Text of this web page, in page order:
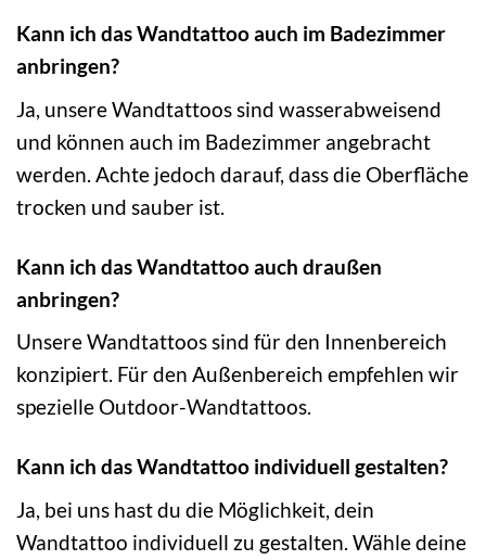
Kann ich das Wandtattoo auch im Badezimmer
anbringen?
Ja, unsere Wandtattoos sind wasserabweisend
und können auch im Badezimmer angebracht
werden. Achte jedoch darauf, dass die Oberfläche
trocken und sauber ist.
Kann ich das Wandtattoo auch draußen
anbringen?
Unsere Wandtattoos sind für den Innenbereich
konzipiert. Für den Außenbereich empfehlen wir
spezielle Outdoor-Wandtattoos.
Kann ich das Wandtattoo individuell gestalten?
Ja, bei uns hast du die Möglichkeit, dein
Wandtattoo individuell zu gestalten. Wähle deine